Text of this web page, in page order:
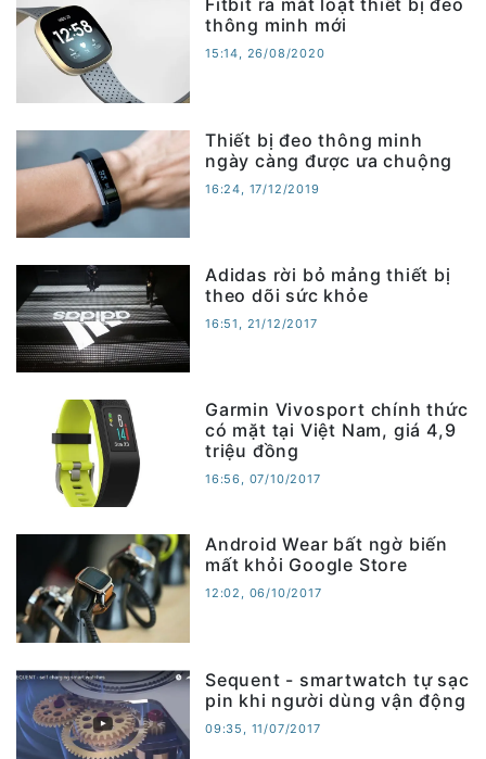
Fitbit ra mắt loạt thiết bị đeo
thông minh mới
15:14, 26/08/2020
Thiết bị đeo thông minh
ngày càng được ưa chuộng
16:24, 17/12/2019
Adidas rời bỏ mảng thiết bị
theo dõi sức khỏe
16:51, 21/12/2017
Garmin Vivosport chính thức
có mặt tại Việt Nam, giá 4,9
triệu đồng
16:56, 07/10/2017
Android Wear bất ngờ biến
mất khỏi Google Store
12:02, 06/10/2017
Sequent - smartwatch tự sạc
pin khi người dùng vận động
09:35, 11/07/2017